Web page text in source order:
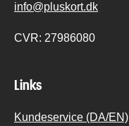
info@pluskort.dk
CVR: 27986080
Links
Kundeservice (DA/EN)